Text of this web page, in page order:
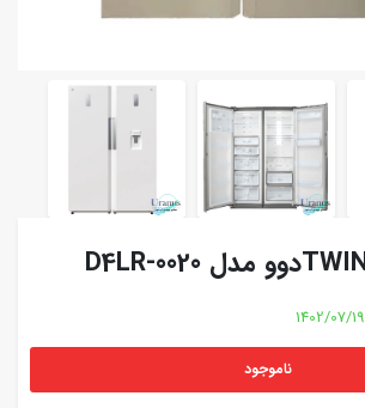
1402/07/19
ناموجود